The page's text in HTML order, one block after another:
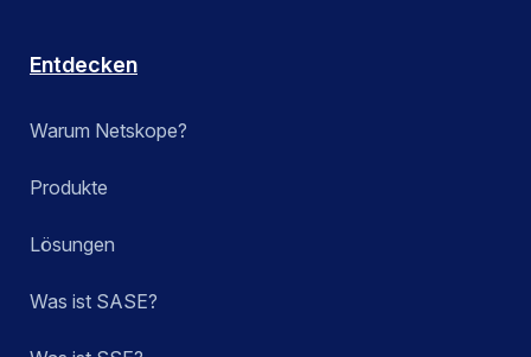
Entdecken
Warum Netskope?
Produkte
Lösungen
Was ist SASE?